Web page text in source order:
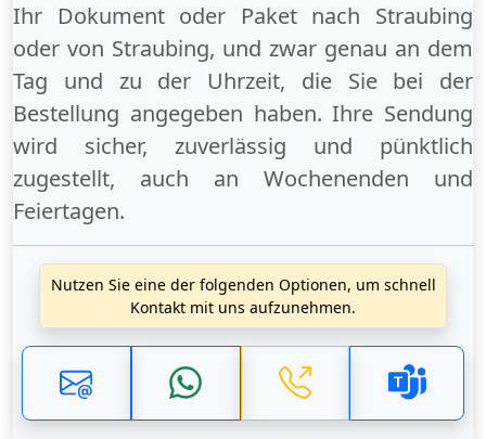
Ihr Dokument oder Paket nach Straubing
oder von Straubing, und zwar genau an dem
Tag und zu der Uhrzeit, die Sie bei der
Bestellung angegeben haben. Ihre Sendung
wird sicher, zuverlässig und pünktlich
zugestellt, auch an Wochenenden und
Feiertagen.
Nutzen Sie eine der folgenden Optionen, um schnell
Kontakt mit uns aufzunehmen.